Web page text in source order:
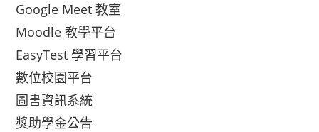
Google Meet 教室
Moodle 教學平台
EasyTest 學習平台
數位校園平台
圖書資訊系統
獎助學金公告